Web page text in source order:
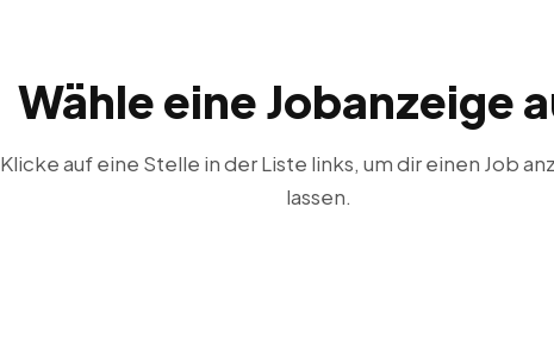
Wähle eine Jobanzeige
Klicke auf eine Stelle in der Liste links, um dir einen Job
lassen.